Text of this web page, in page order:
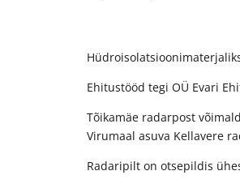
Ehitustööd tegi OÜ Evari
Tõikamäe radarpost
Virumaal asuva Kellavere
Radaripilt on otsepildis